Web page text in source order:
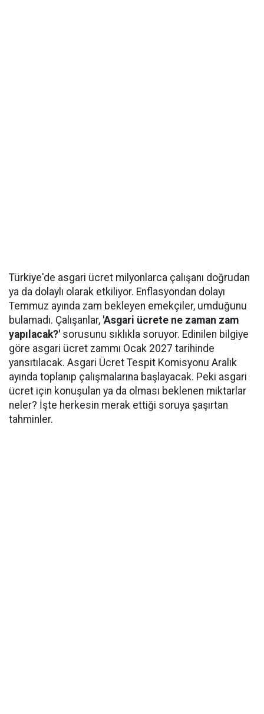
Türkiye'de asgari ücret milyonlarca çalışanı doğrudan
ya da dolaylı olarak etkiliyor. Enflasyondan dolayı
Temmuz ayında zam bekleyen emekçiler, umduğunu
bulamadı. Çalışanlar, 'Asgari ücrete ne zaman zam
yapılacak?' sorusunu sıklıkla soruyor. Edinilen bilgiye
göre asgari ücret zammı Ocak 2027 tarihinde
yansıtılacak. Asgari Ücret Tespit Komisyonu Aralık
ayında toplanıp çalışmalarına başlayacak. Peki asgari
ücret için konuşulan ya da olması beklenen miktarlar
neler? İşte herkesin merak ettiği soruya şaşırtan
tahminler.